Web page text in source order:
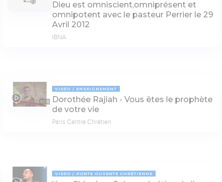
Dieu est omniscient,omniprésent et
omnipotent avec le pasteur Perrier le 29
Avril 2012
IBNA
43:25
VIDÉO ENSEIGNEMENT
Dorothée Rajiah - Vous êtes le prophète
de votre vie
Paris Centre Chrétien
VIDÉO PORTE OUVERTE CHRÉTIENNE